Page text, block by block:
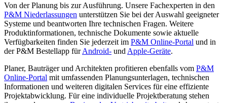
Von der Planung bis zur Ausführung. Unsere Fachexperten in den
P&M Niederlassungen unterstützen Sie bei der Auswahl geeigneter
Systeme und beantworten Ihre technischen Fragen. Weitere
Produktinformationen, technische Dokumente sowie aktuelle
Verfügbarkeiten finden Sie jederzeit im P&M Online-Portal und in
der P&M Bestellapp fürAndroid- und Apple-Geräte.
Planer, Bauträger und Architekten profitieren ebenfalls vom P&M
Online-Portal mit umfassenden Planungsunterlagen, technischen
Informationen und weiteren digitalen Services für eine effiziente
Projektabwicklung. Für eine individuelle Projektberatung stehen